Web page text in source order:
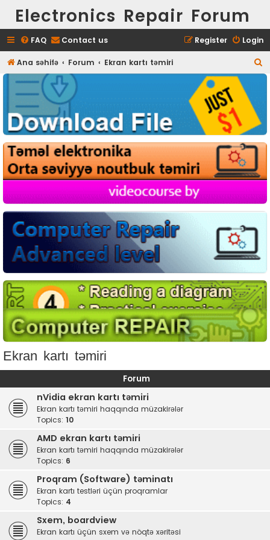
Electronics Repair Forum
FAQ Contact us Login
Register
Ana səhifə Forum Ekran kartı təmiri
e
h
Ekran kartı təmiri
Forum
nVidia ekran kartı təmiri
Ekran kartı təmiri haqqında müzakirələr
Topics: 10
AMD ekran kartı təmiri
Ekran kartı təmiri haqqında müzakirələr
Topics: 6
Proqram (Software) təminatı
Ekran kartı testləri üçün proqramlar
Topics: 4
Sxem, boardview
Ekran kartı üçün sxem və nöqtə xəritəsi